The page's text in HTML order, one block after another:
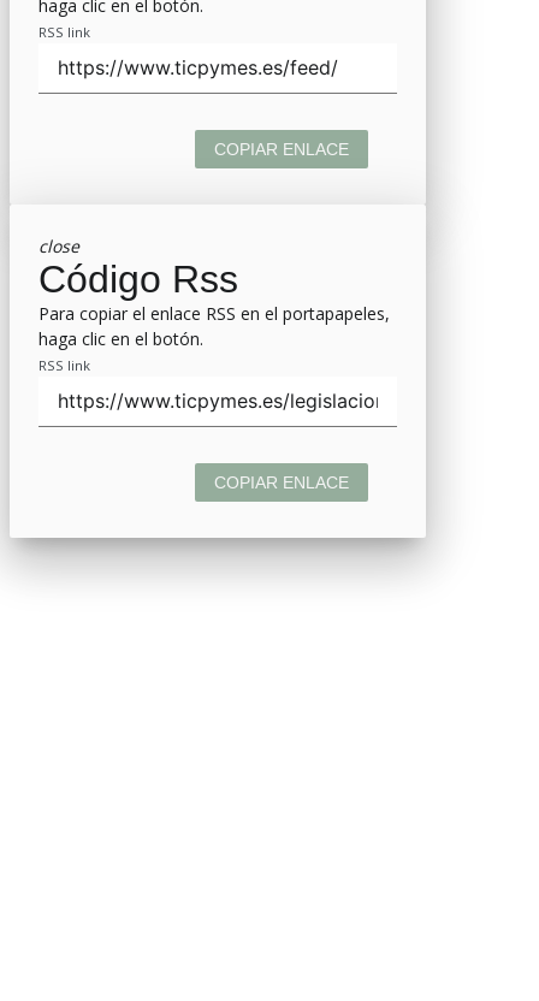
haga clic en el botón.
RSS link
COPIAR ENLACE
close
Código Rss
Para copiar el enlace RSS en el portapapeles,
haga clic en el botón.
RSS link
COPIAR ENLACE